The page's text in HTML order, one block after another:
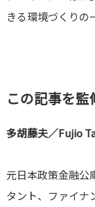
きる環境づくりの
この記事を監
多胡藤夫／Fujio
元日本政策金融公
タント、ファイ